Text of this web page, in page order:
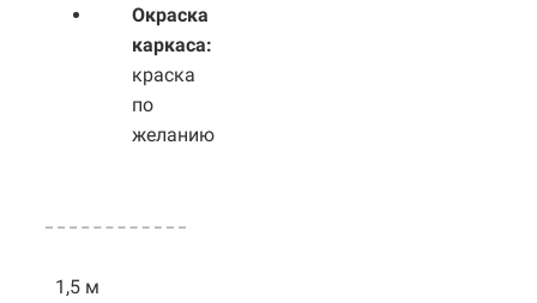
Окраска
каркаса:
краска
по
желанию
1,5 м